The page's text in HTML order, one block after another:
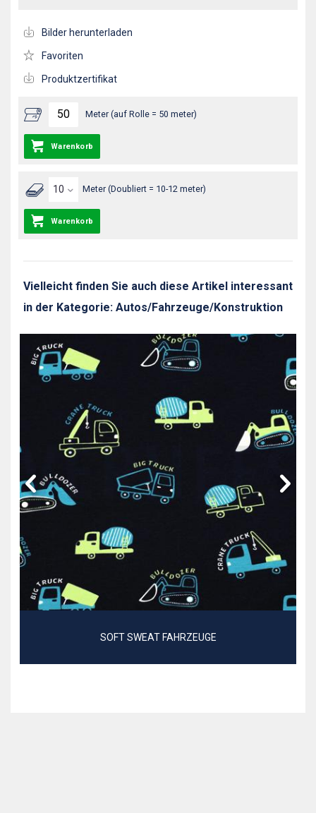
Meter (auf Rolle = 50 meter)
Warenkorb
Meter (Doubliert = 10-12 meter)
Warenkorb
Bilder herunterladen
Favoriten
Produktzertifikat
Vielleicht finden Sie auch diese Artikel interessant
in der Kategorie: Autos/Fahrzeuge/Konstruktion
SOFT SWEAT FAHRZEUGE